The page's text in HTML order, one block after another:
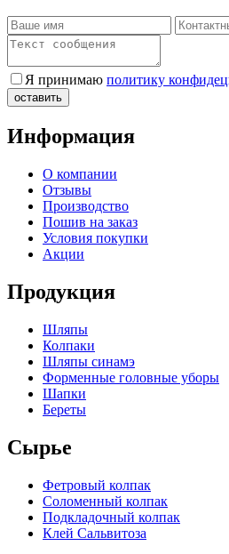
Я принимаю политику
Информация
О компании
Отзывы
Производство
Пошив на заказ
Условия покупки
Акции
Продукция
Шляпы
Колпаки
Шляпы синамэ
Форменные головные уборы
Шапки
Береты
Сырье
Фетровый колпак
Соломенный колпак
Подкладочный колпак
Клей Сальвитоза